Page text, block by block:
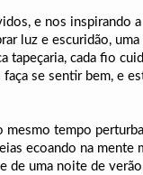
e nos inspirando
luz e escuridão,
tapeçaria, cada fio
se sentir bem, e
tempo
ecoando na
de uma noite de